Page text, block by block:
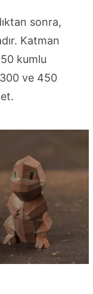
sonra,
Katman
kumlu
300 ve 450